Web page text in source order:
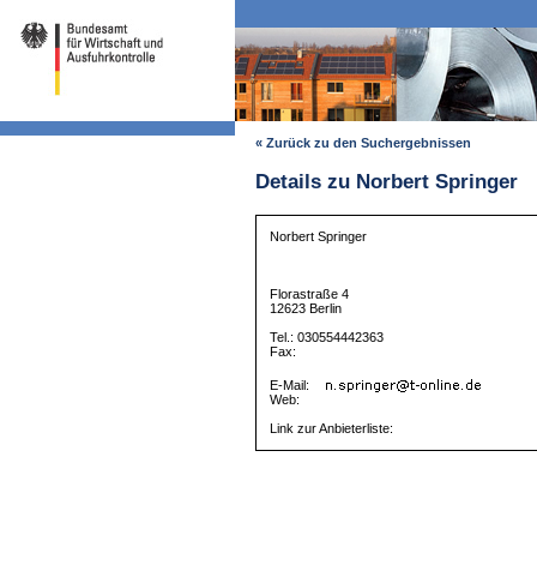
« Zurück zu den Suchergebnissen
Details zu Norbert Springer
Norbert Springer
Florastraße 4
12623 Berlin
Tel.: 030554442363
Fax:
E-Mail:
Web:
Link zur Anbieterliste: